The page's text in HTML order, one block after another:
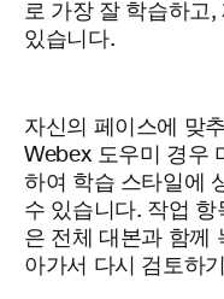
로 가장 잘 학습하고
있습니다.
자신의 페이스에 맞
Webex 도우미 경우
하여 학습 스타일에
수 있습니다. 작업
은 전체 대본과 함께
아가서 다시 검토하